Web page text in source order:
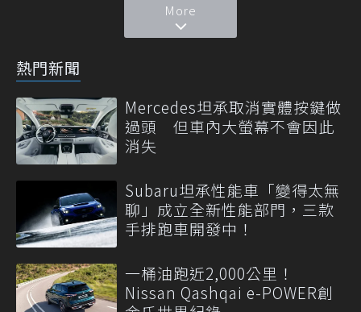
More
熱門新聞
Mercedes坦承取消實體按鍵做
過頭 但車內大螢幕不會因此
消失
Subaru坦承性能車「變得太無
聊」成立全新性能部門，三款
手排跑車開發中！
一桶油跑近2,000公里！
Nissan Qashqai e-POWER創